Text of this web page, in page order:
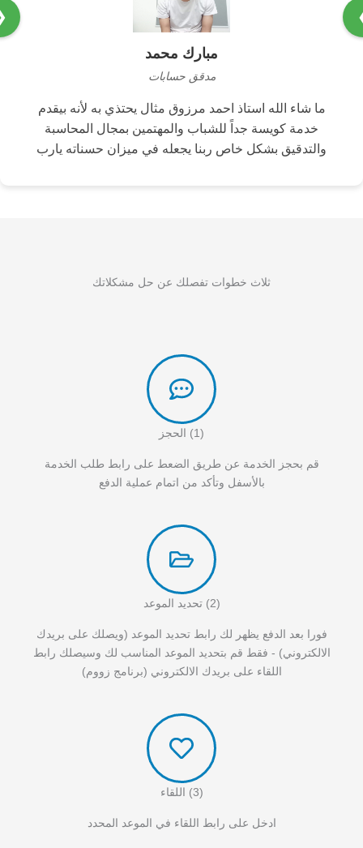
❮
مبارك محمد
مدقق حسابات
ما شاء الله استاذ احمد مرزوق مثال يحتذي به لأنه بيقدم
خدمة كويسة جداً للشباب والمهتمين بمجال المحاسبة
والتدقيق بشكل خاص ربنا يجعله في ميزان حسناته يارب
ثلاث خطوات تفصلك عن حل مشكلاتك
قم بحجز الخدمة عن طريق الضعط على رابط طلب الخدمة
بالأسفل وتأكد من اتمام عملية الدفع
فورا بعد الدفع يظهر لك رابط تحديد الموعد (ويصلك على بريدك
الالكتروني) - فقط قم بتحديد الموعد المناسب لك وسيصلك رابط
اللقاء على بريدك الالكتروني (برنامج زووم)
ادخل على رابط اللقاء في الموعد المحدد